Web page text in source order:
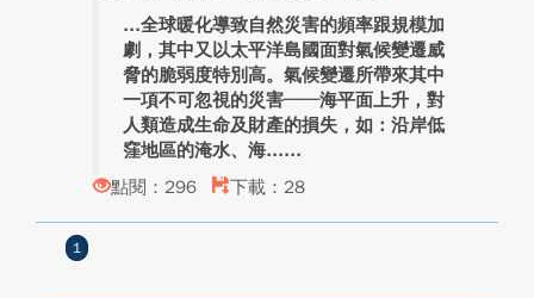
全球暖化導致自然災害的頻率跟規模加
劇，其中又以太平洋島國面對氣候變遷威
脅的脆弱度特別高。氣候變遷所帶來其中
一項不可忽視的災害──海平面上升，對
人類造成生命及財產的損失，如：沿岸低
窪地區的淹水、海...
點閱：296
下載：28
1